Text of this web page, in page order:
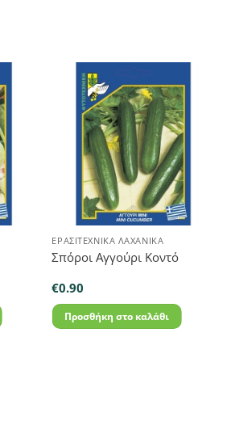
ΕΡΑΣΙΤΕΧΝΙΚΆ ΛΑΧΑΝΙΚΆ
Σπόροι Αγγούρι Κοντό
€0.90
Προσθήκη στο καλάθι